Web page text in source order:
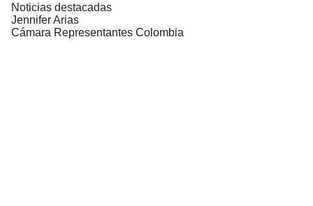
Noticias destacadas
Jennifer Arias
Cámara Representantes Colombia